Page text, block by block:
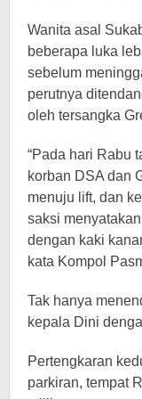
Wanita asal
beberapa luka
sebelum
perutnya
oleh tersangka
“Pada hari Rabu
korban DSA dan
menuju lift, dan
saksi
dengan kaki
kata Kompol
Tak hanya
kepala Dini
Pertengkaran
parkiran, tempat